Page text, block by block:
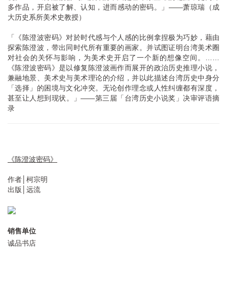
多作品，开启被了解、认知，进而感动的密码。」——萧琼瑞（成
大历史系所美术史教授）
「《陈澄波密码》对於时代感与个人感的比例拿捏极为巧妙，藉由
探索陈澄波，带出同时代所有重要的画家。并试图证明台湾美术圈
对社会的关怀与影响，为美术史开启了一个新的想像空间。……
《陈澄波密码》是以修复陈澄波画作而展开的政治历史推理小说，
兼融地景、美术史与美术理论的介绍，并以此描述台湾历史中身分
「选择」的困境与文化冲突。无论创作理念或人性纠缠都有深度，
甚至让人想到现状。」——第三届「台湾历史小说奖」决审评语摘
录
《陈澄波密码》
作者│柯宗明
出版│远流
销售单位
诚品书店